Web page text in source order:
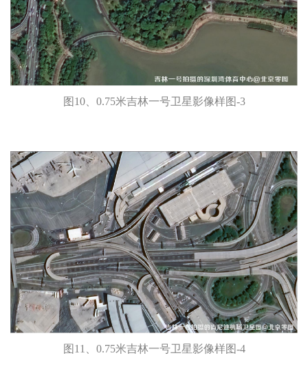
图10、0.75米吉林一号卫星影像样图-3
图11、0.75米吉林一号卫星影像样图-4